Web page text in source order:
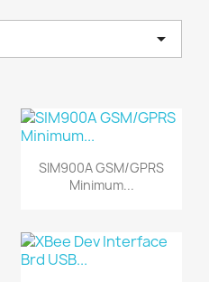

SIM900A GSM/GPRS
Minimum...